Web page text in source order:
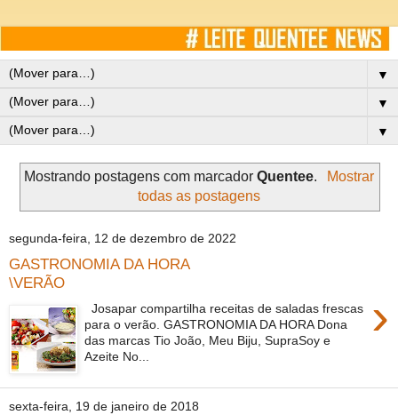
▼
▼
▼
Mostrando postagens com marcadorQuentee.
Mostrar
todas as postagens
segunda-feira, 12 de dezembro de 2022
GASTRONOMIA DA HORA
\VERÃO
›
Josapar compartilha receitas de saladas frescas
para o verão. GASTRONOMIA DA HORA Dona
das marcas Tio João, Meu Biju, SupraSoy e
Azeite No...
sexta-feira, 19 de janeiro de 2018